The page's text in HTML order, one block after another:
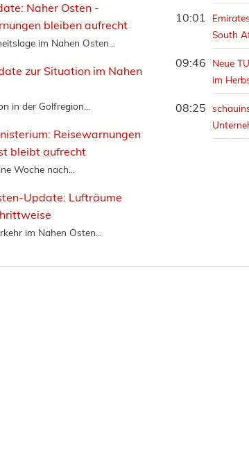
10:01
South
09:46
Neue
im
08:25
Naher Osten -
bleiben aufrecht
im Nahen Osten...
zur Situation im Nahen
in der Golfregion...
Reisewarnungen
bleibt aufrecht
Woche nach...
Update: Lufträume
im Nahen Osten...